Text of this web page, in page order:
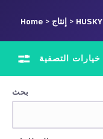
Home > إنتاج > HUSKY
خيارات التصفية
بحث